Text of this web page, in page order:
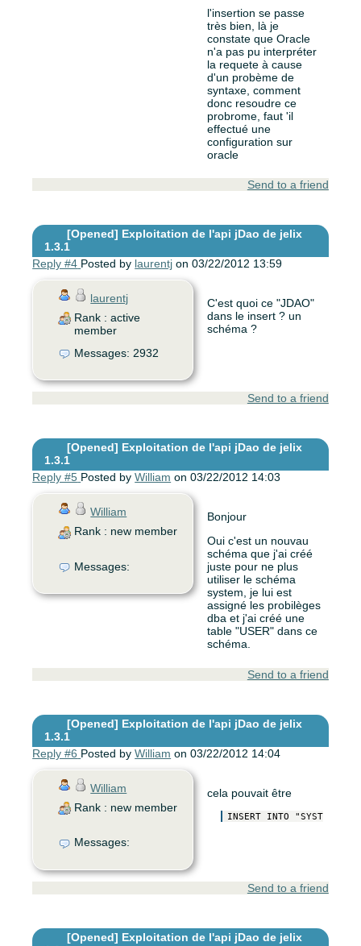
l'insertion se passe
très bien, là je
constate que Oracle
n'a pas pu interpréter
la requete à cause
d'un probème de
syntaxe, comment
donc resoudre ce
probrome, faut 'il
effectué une
configuration sur
oracle
Send to a friend
[Opened] Exploitation de l'api jDao de jelix
1.3.1
Reply #4 Posted by laurentj on 03/22/2012 13:59
laurentj
Rank : active
member
Messages: 2932
C'est quoi ce "JDAO"
dans le insert ? un
schéma ?
Send to a friend
[Opened] Exploitation de l'api jDao de jelix
1.3.1
Reply #5 Posted byWilliam on 03/22/2012 14:03
William
Rank : new member
Messages:
Bonjour
Oui c'est un nouvau
schéma que j'ai créé
juste pour ne plus
utiliser le schéma
system, je lui est
assigné les probilèges
dba et j'ai créé une
table "USER" dans ce
schéma.
Send to a friend
[Opened] Exploitation de l'api jDao de jelix
1.3.1
Reply #6 Posted byWilliam on 03/22/2012 14:04
William
Rank : new member
Messages:
cela pouvait être
Send to a friend
[Opened] Exploitation de l'api jDao de jelix